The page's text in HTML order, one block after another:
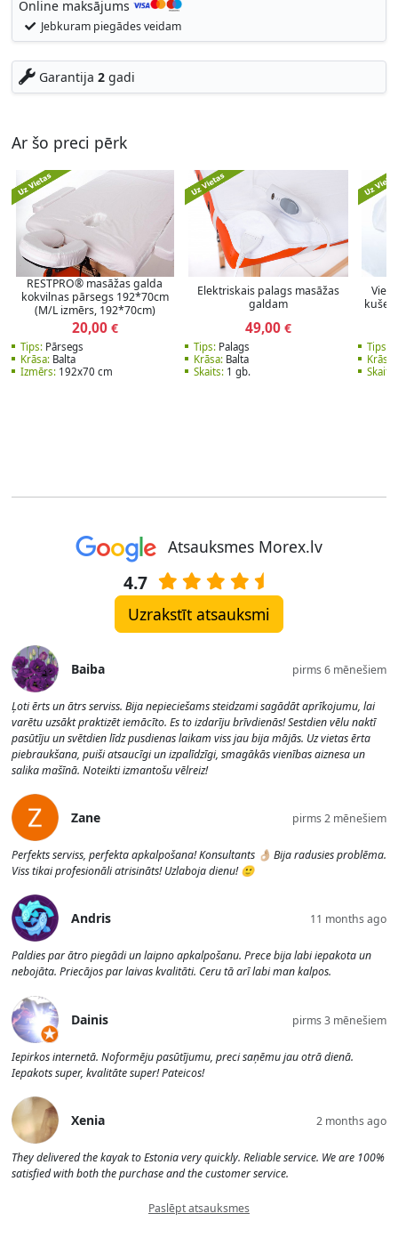
Online maksājums
Jebkuram piegādes veidam
Garantija 2gadi
Ar šo preci pērk
RESTPRO® masāžas galda
kokvilnas pārsegs 192*70cm
(M/L izmērs, 192*70cm)
20,00€
Tips:Pārsegs
Krāsa:Balta
Izmērs:192x70 cm
Elektriskais palags masāžas
galdam
49,00€
Tips:Palags
Krāsa:Balta
Skaits:1 gb.
Tips:
Krāsa:
Skaits:
Atsauksmes Morex.lv
4.7
Uzrakstīt atsauksmi
Baiba pirms 6 mēnešiem
Ļoti ērts un ātrs serviss. Bija nepieciešams steidzami sagādāt aprīkojumu, lai
varētu uzsākt praktizēt iemācīto. Es to izdarīju brīvdienās! Sestdien vēlu naktī
pasūtīju un svētdien līdz pusdienas laikam viss jau bija mājās. Uz vietas ērta
piebraukšana, puiši atsaucīgi un izpalīdzīgi, smagākās vienības aiznesa un
salika mašīnā. Noteikti izmantošu vēlreiz!
Zane pirms 2 mēnešiem
Perfekts serviss, perfekta apkalpošana! Konsultants 👌🏼 Bija radusies problēma.
Viss tikai profesionāli atrisināts! Uzlaboja dienu! 🙂
Andris 11 months ago
Paldies par ātro piegādi un laipno apkalpošanu. Prece bija labi iepakota un
nebojāta. Priecājos par laivas kvalitāti. Ceru tā arī labi man kalpos.
Dainis pirms 3 mēnešiem
Iepirkos internetā. Noformēju pasūtījumu, preci saņēmu jau otrā dienā.
Iepakots super, kvalitāte super! Pateicos!
Xenia 2 months ago
They delivered the kayak to Estonia very quickly. Reliable service. We are 100%
satisfied with both the purchase and the customer service.
Paslēpt atsauksmes